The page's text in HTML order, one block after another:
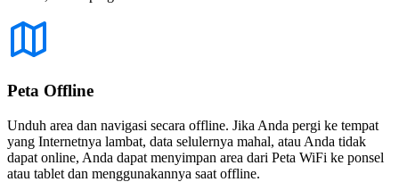
Peta Offline
Unduh area dan navigasi secara offline. Jika Anda pergi ke tempat
yang Internetnya lambat, data selulernya mahal, atau Anda tidak
dapat online, Anda dapat menyimpan area dari Peta WiFi ke ponsel
atau tablet dan menggunakannya saat offline.